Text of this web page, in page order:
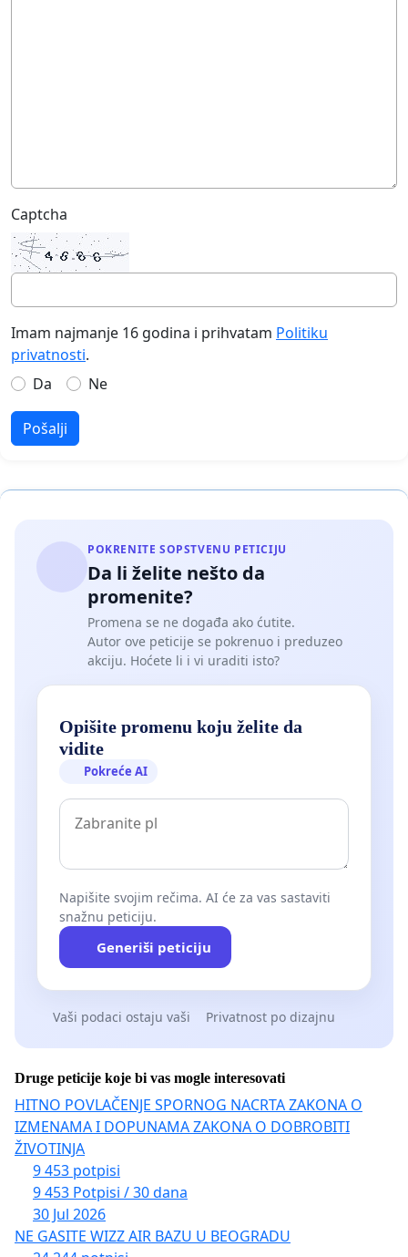
Captcha
Imam najmanje 16 godina i prihvatam Politiku
privatnosti.
Da
Ne
Pošalji
POKRENITE SOPSTVENU PETICIJU
Da li želite nešto da
promenite?
Promena se ne događa ako ćutite.
Autor ove peticije se pokrenuo i preduzeo
akciju. Hoćete li i vi uraditi isto?
Opišite promenu koju želite da
vidite
Pokreće AI
Napišite svojim rečima. AI će za vas sastaviti
snažnu peticiju.
Generiši peticiju
Vaši podaci ostaju vaši Privatnost po dizajnu
Druge peticije koje bi vas mogle interesovati
HITNO POVLAČENJE SPORNOG NACRTA ZAKONA O
IZMENAMA I DOPUNAMA ZAKONA O DOBROBITI
ŽIVOTINJA
9 453 potpisi
9 453 Potpisi / 30 dana
30 Jul 2026
NE GASITE WIZZ AIR BAZU U BEOGRADU